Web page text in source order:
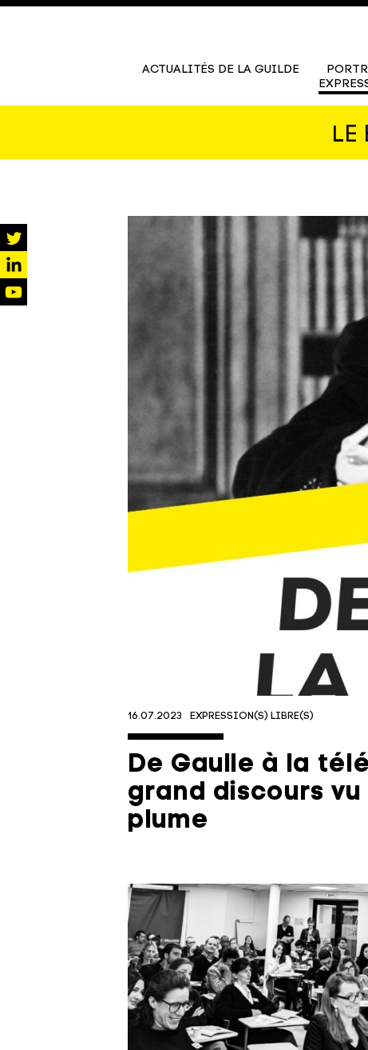
ACTUALITÉS DE LA GUILDE
LE
16.07.2023 EXPRESSION(S) LIBRE(S)
De Gaulle à la
grand discours vu
plume
twitter
linkedin